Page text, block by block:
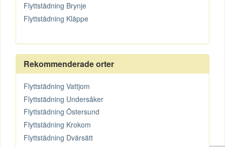
Flyttstädning Brynje
Flyttstädning Kläppe
Rekommenderade orter
Flyttstädning Vattjom
Flyttstädning Undersåker
Flyttstädning Östersund
Flyttstädning Krokom
Flyttstädning Dvärsätt